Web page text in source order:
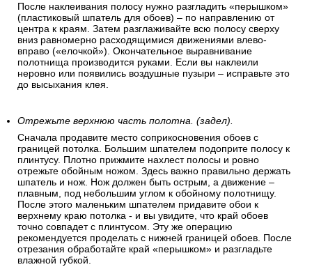
После наклеивания полосу нужно разгладить «перышком»
(пластиковый шпатель для обоев) – по направлению от
центра к краям. Затем разглаживайте всю полосу сверху
вниз равномерно расходящимися движениями влево-
вправо («елочкой»). Окончательное выравнивание
полотнища производится руками. Если вы наклеили
неровно или появились воздушные пузыри – исправьте это
до высыхания клея.
Отрежьте верхнюю часть полотна. (задел).
Сначала продавите место соприкосновения обоев с
границей потолка. Большим шпателем подоприте полосу к
плинтусу. Плотно прижмите нахлест полосы и ровно
отрежьте обойным ножом. Здесь важно правильно держать
шпатель и нож. Нож должен быть острым, а движение –
плавным, под небольшим углом к обойному полотнищу.
После этого маленьким шпателем придавите обои к
верхнему краю потолка - и вы увидите, что край обоев
точно совпадет с плинтусом. Эту же операцию
рекомендуется проделать с нижней границей обоев. После
отрезания обработайте край «перышком» и разгладьте
влажной губкой.